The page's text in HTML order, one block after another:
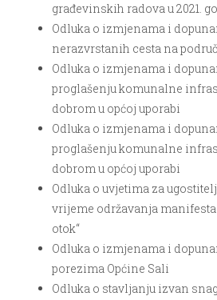
građevinskih radova u 2021.
Odluka o izmjenama i
nerazvrstanih cesta na
Odluka o izmjenama i
proglašenju komunalne
dobrom u općoj uporabi
Odluka o izmjenama i
proglašenju komunalne
dobrom u općoj uporabi
Odluka o uvjetima za
vrijeme održavanja
otok“
Odluka o izmjenama i
porezima Općine Sali
Odluka o stavljanju izvan